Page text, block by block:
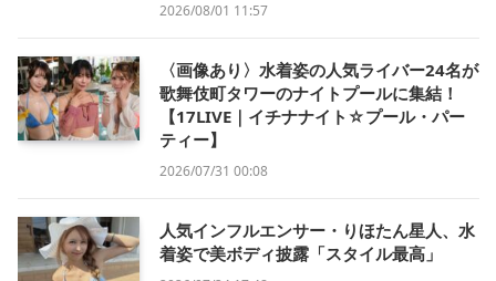
2026/08/01 11:57
〈画像あり〉水着姿の人気ライバー24名が
歌舞伎町タワーのナイトプールに集結！
【17LIVE｜イチナナイト☆プール・パー
ティー】
2026/07/31 00:08
人気インフルエンサー・りほたん星人、水
着姿で美ボディ披露「スタイル最高」